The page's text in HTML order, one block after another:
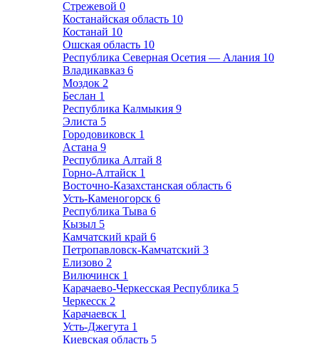
Стрежевой 0
Костанайская область 10
Костанай 10
Ошская область 10
Республика Северная Осетия — Алания 10
Владикавказ 6
Моздок 2
Беслан 1
Республика Калмыкия 9
Элиста 5
Городовиковск 1
Астана 9
Республика Алтай 8
Горно-Алтайск 1
Восточно-Казахстанская область 6
Усть-Каменогорск 6
Республика Тыва 6
Кызыл 5
Камчатский край 6
Петропавловск-Камчатский 3
Елизово 2
Вилючинск 1
Карачаево-Черкесская Республика 5
Черкесск 2
Карачаевск 1
Усть-Джегута 1
Киевская область 5